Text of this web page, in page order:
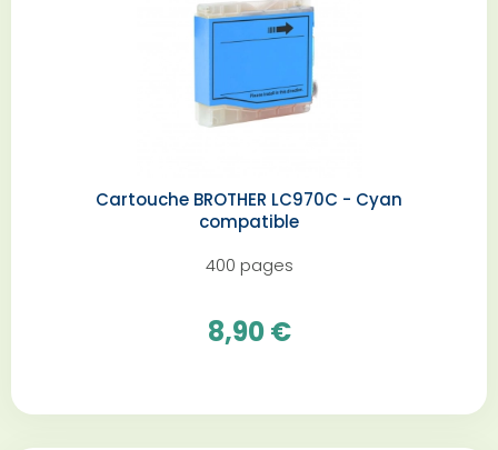
Cartouche BROTHER LC970C - Cyan
compatible
400 pages
8,90 €